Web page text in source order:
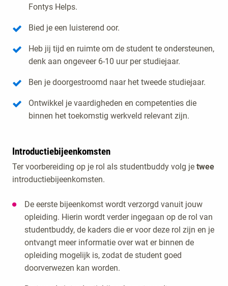
Fontys Helps.
Bied je een luisterend oor.
Heb jij tijd en ruimte om de student te ondersteunen,
denk aan ongeveer 6-10 uur per studiejaar.
Ben je doorgestroomd naar het tweede studiejaar.
Ontwikkel je vaardigheden en competenties die
binnen het toekomstig werkveld relevant zijn.
Introductiebijeenkomsten
Ter voorbereiding op je rol als studentbuddy volg je twee
introductiebijeenkomsten.
De eerste bijeenkomst wordt verzorgd vanuit jouw
opleiding. Hierin wordt verder ingegaan op de rol van
studentbuddy, de kaders die er voor deze rol zijn en je
ontvangt meer informatie over wat er binnen de
opleiding mogelijk is, zodat de student goed
doorverwezen kan worden.